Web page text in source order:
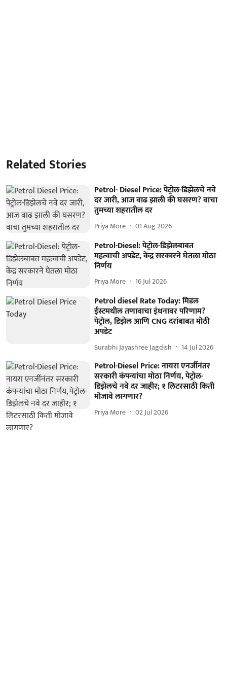
Related Stories
Petrol- Diesel Price: पेट्रोल-डिझेलचे नवे
दर जारी, आज वाढ झाली की घसरण? वाचा
तुमच्या शहरातील दर
Priya More 01 Aug 2026
Petrol-Diesel: पेट्रोल-डिझेलबाबत
महत्वाची अपडेट, केंद्र सरकारने घेतला मोठा
निर्णय
Priya More 16 Jul 2026
Petrol diesel Rate Today: मिडल
ईस्टमधील तणावाचा इंधनावर परिणाम?
पेट्रोल, डिझेल आणि CNG दरांबाबत मोठी
अपडेट
Surabhi Jayashree Jagdish 14 Jul 2026
Petrol-Diesel Price: नायरा एनर्जीनंतर
सरकारी कंपन्यांचा मोठा निर्णय, पेट्रोल-
डिझेलचे नवे दर जाहीर; १ लिटरसाठी किती
मोजावे लागणार?
Priya More 02 Jul 2026